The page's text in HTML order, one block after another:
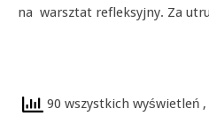
na warsztat refleksyjny. Za
90 wszystkich wyświetleń